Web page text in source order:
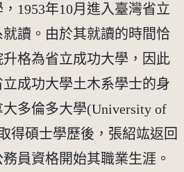
1953年10月進入臺灣省立
讀。由於其就讀的時間恰
格為省立成功大學，因此
成功大學土木系學士的身
多倫多大學(University of
得碩士學歷後，張紹竑返回
員資格開始其職業生涯。